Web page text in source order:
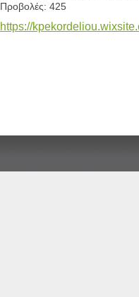
Προβολές: 425
https://